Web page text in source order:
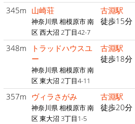
345m 山崎荘
神奈川県 相模原市 南
区 西大沼 2丁目42-7
古淵駅
徒歩15分
348m
トラッドハウスユ
ー
神奈川県 相模原市 南
区 東大沼 2丁目4-11
古淵駅
徒歩18分
357m ヴィラさがみ
神奈川県 相模原市 南
区 東大沼 3丁目1-5
古淵駅
徒歩20分